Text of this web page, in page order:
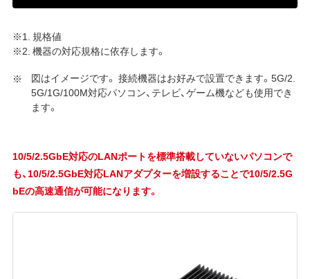
※1. 規格値
※2. 機器の対応規格に依存します。
図はイメージです。 接続機器はお好みで設置できます。5G/2.
5G/1G/100M対応パソコン、テレビ、ゲーム機なども使用でき
ます。
10/5/2.5GbE対応のLANポートを標準搭載していないパソコンで
も、10/5/2.5GbE対応LANアダプターを増設することで10/5/2.5G
bEの高速通信が可能になります。